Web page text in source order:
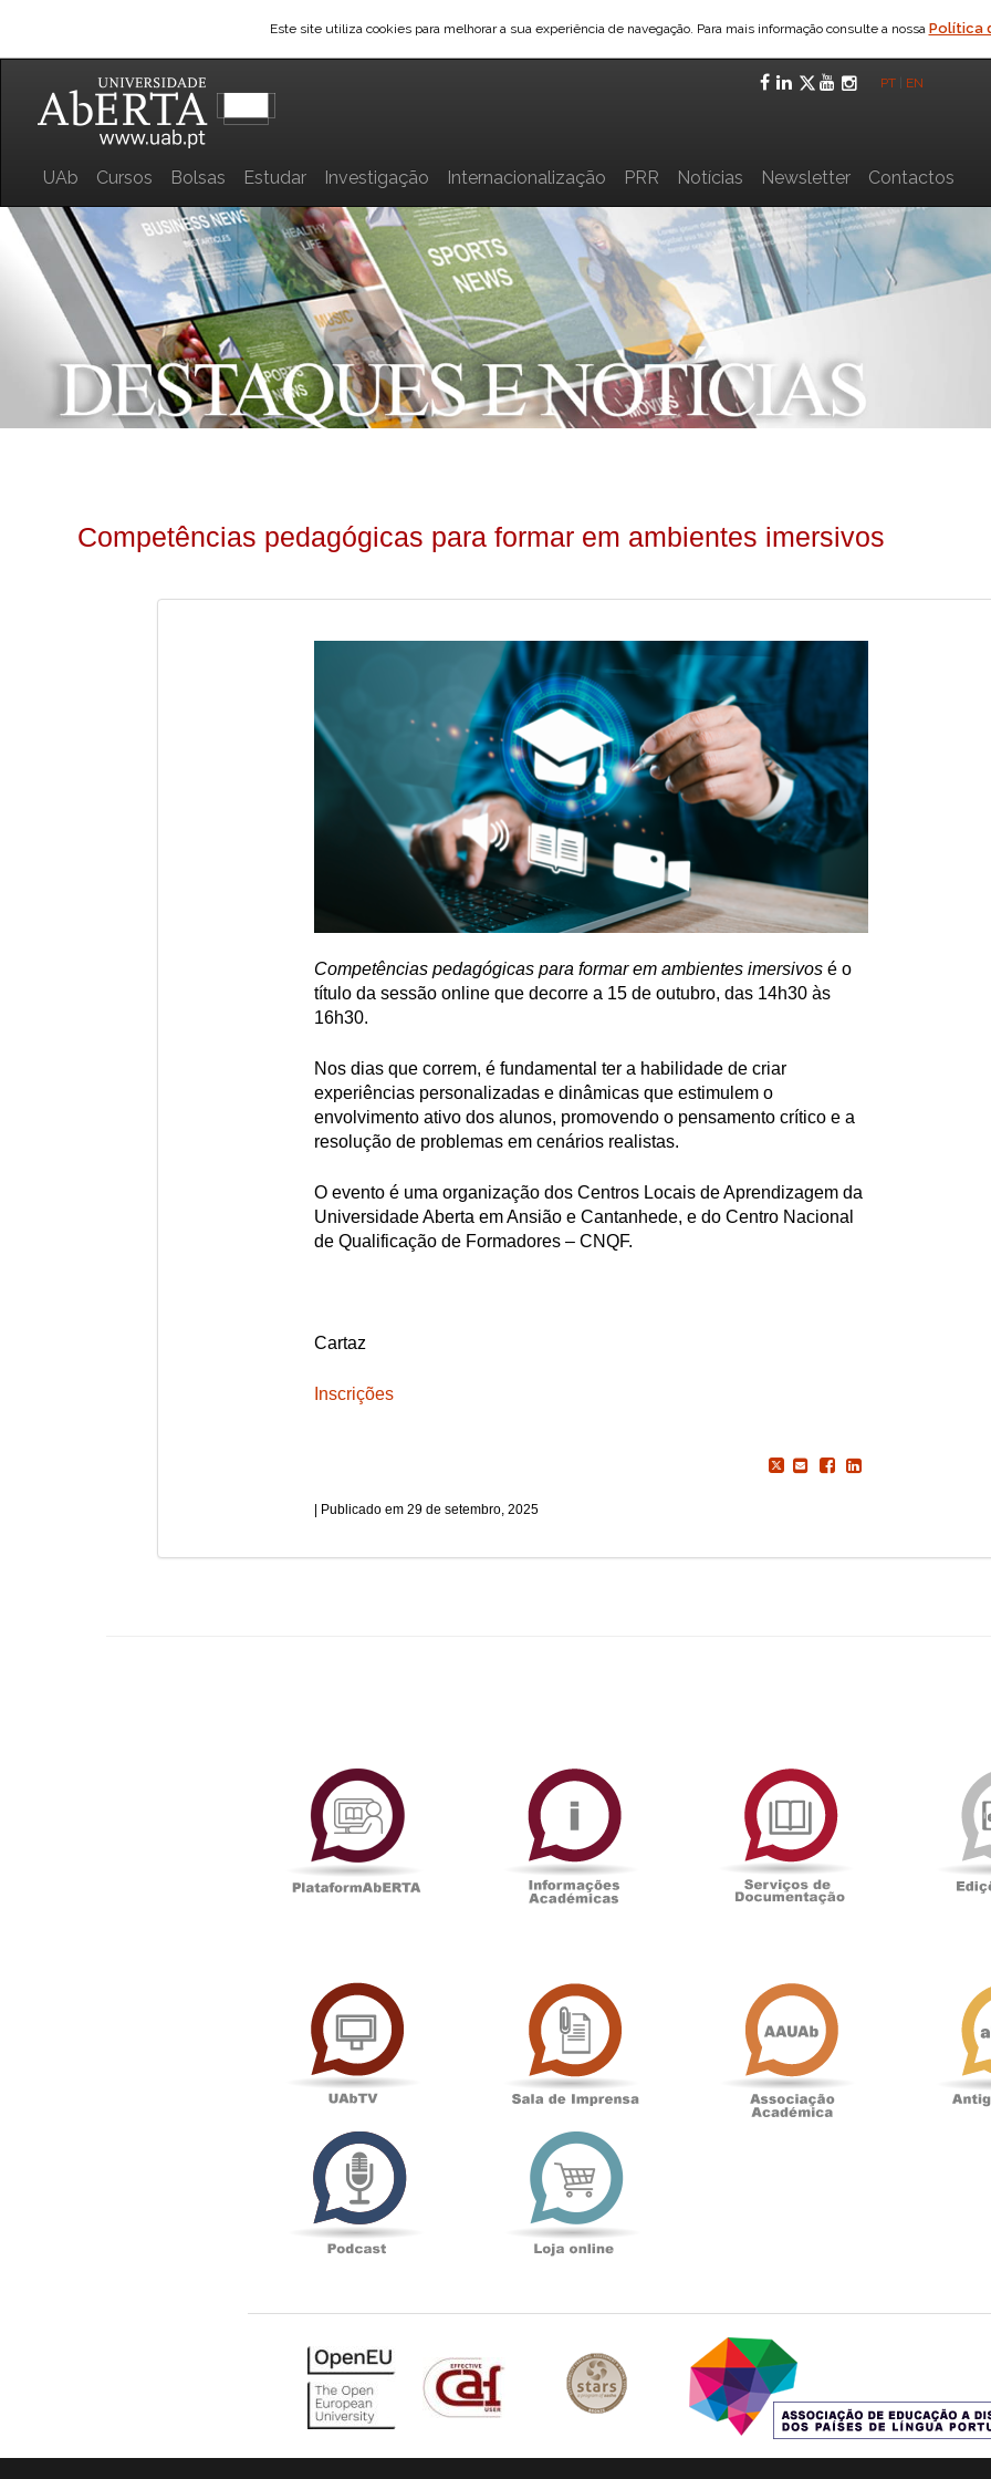
Este site utiliza cookies para melhorar a sua experiência de navegação. Para mais informação consulte a nossa Política
Facebook
LinkedIn
Twitter
YouTube
PT EN
UAb Cursos Bolsas Estudar Investigação Internacionalização PRR Notícias Newsletter Contactos
Competências pedagógicas para formar em ambientes imersivos
Competências pedagógicas para formar em ambientes imersivos é o
título da sessão online que decorre a 15 de outubro, das 14h30 às
16h30.
Nos dias que correm, é fundamental ter a habilidade de criar
experiências personalizadas e dinâmicas que estimulem o
envolvimento ativo dos alunos, promovendo o pensamento crítico e a
resolução de problemas em cenários realistas.
O evento é uma organização dos Centros Locais de Aprendizagem da
Universidade Aberta em Ansião e Cantanhede, e do Centro Nacional
de Qualificação de Formadores – CNQF.
Cartaz
Inscrições
29 de setembro, 2025
PlataformAberta
Académicas